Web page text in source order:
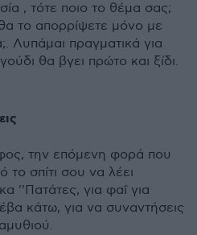
, τότε ποιο το θέμα σας;
το απορρίψετε μόνο με
Λυπάμαι πραγματικά για
θα βγει πρώτο και ξίδι.
την επόμενη φορά που
σπίτι σου να λέει
''Πατάτες, για φαΐ για
κάτω, για να συναντήσεις